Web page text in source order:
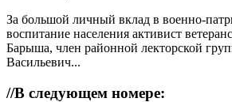
За большой личный вклад в военно-
воспитание населения активист
Барыша, член районной лекторской
Васильевич...
//В следующем номере: